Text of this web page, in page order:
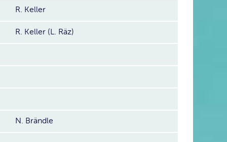
R. Keller
R. Keller (L. Räz)
N. Brändle